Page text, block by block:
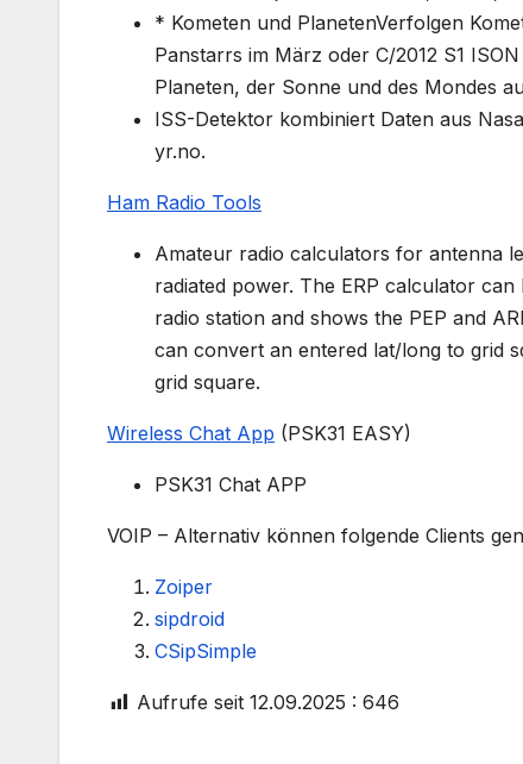
* Kometen und PlanetenVerfolgen
Panstarrs im März oder C/2012 S1
Planeten, der Sonne und des Mondes
ISS-Detektor kombiniert Daten aus
yr.no.
Ham Radio Tools
Amateur radio calculators for antenna
radiated power. The ERP calculator
radio station and shows the PEP and
can convert an entered lat/long to grid
grid square.
Wireless Chat App (PSK31 EASY)
PSK31 Chat APP
VOIP – Alternativ können folgende Clients
Zoiper
sipdroid
CSipSimple
Aufrufe seit 12.09.2025 : 646